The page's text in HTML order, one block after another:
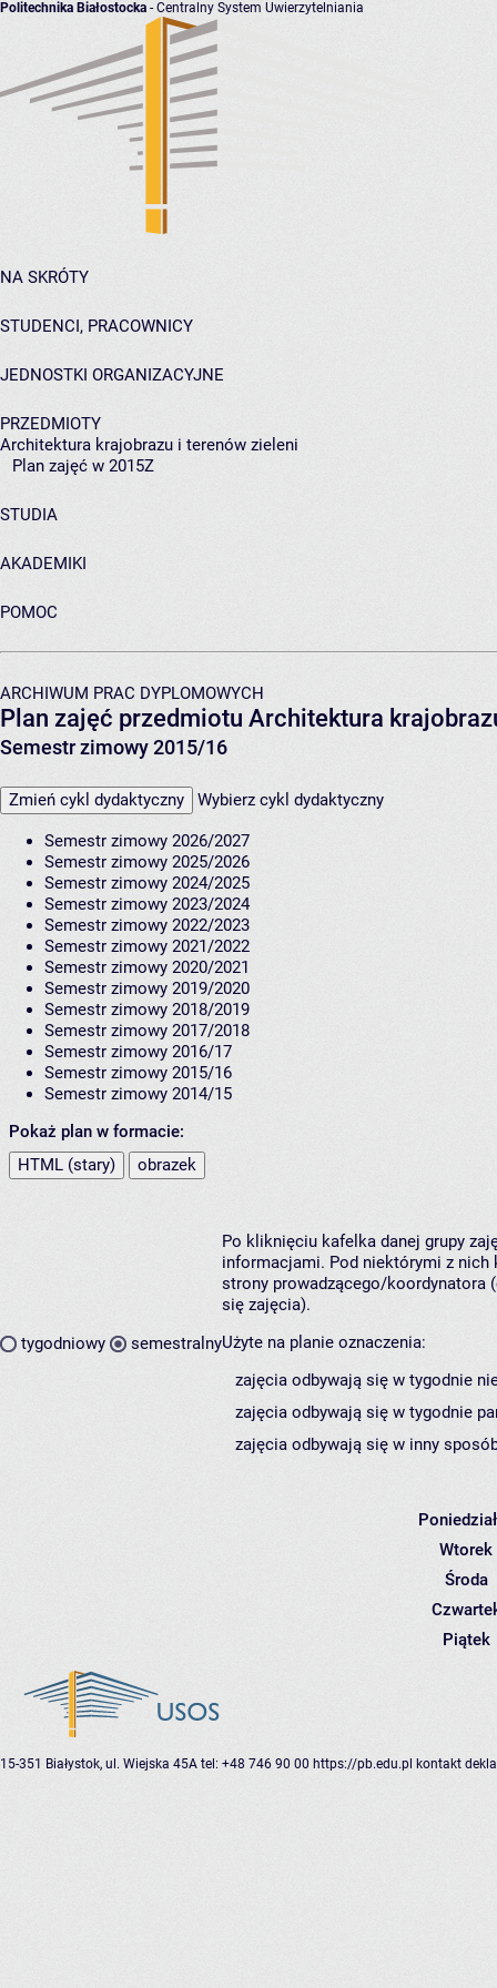
Politechnika Białostocka - Centralny System Uwierzytelniania
NA SKRÓTY
STUDENCI, PRACOWNICY
JEDNOSTKI ORGANIZACYJNE
PRZEDMIOTY
Architektura krajobrazu i terenów zieleni
Plan zajęć w 2015Z
STUDIA
AKADEMIKI
POMOC
ARCHIWUM PRAC DYPLOMOWYCH
Plan zajęć przedmiotu Architektura
Semestr zimowy 2015/16
Zmień cykl dydaktyczny Wybierz cykl dydaktyczny
Semestr zimowy 2026/2027
Semestr zimowy 2025/2026
Semestr zimowy 2024/2025
Semestr zimowy 2023/2024
Semestr zimowy 2022/2023
Semestr zimowy 2021/2022
Semestr zimowy 2020/2021
Semestr zimowy 2019/2020
Semestr zimowy 2018/2019
Semestr zimowy 2017/2018
Semestr zimowy 2016/17
Semestr zimowy 2015/16
Semestr zimowy 2014/15
Pokaż plan w formacie:
HTML (stary)
obrazek
tygodniowy semestralny
Po kliknięciu kafelka danej grupy
informacjami. Pod niektórymi z nich
strony prowadzącego/koordynatora
się zajęcia).
Użyte na planie oznaczenia:
zajęcia odbywają się w tygodnie
zajęcia odbywają się w tygodnie
zajęcia odbywają się w inny
Wtorek
Środa
Piątek
15-351 Białystok, ul. Wiejska 45A tel: +48 746 90 00 https://pb.edu.pl kontakt